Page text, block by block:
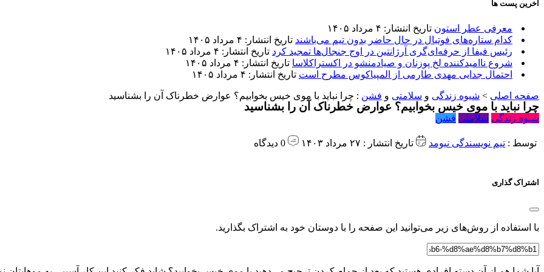
آخرین پست ها
معرفی عطر استون تاریخ انتشار: ۴ مرداد ۱۴۰۵
کدام ستاره‌های فوتبال در حال حاضر بدون تیم می‌باشند تاریخ انتشار: ۴ مرداد ۱۴۰۵
رئیس فیفا از حرفه‌ای‌گری آرژانتین در اوج جنجال‌ها تمجید کرد تاریخ انتشار: ۴ مرداد ۱۴۰۵
شروع ناامیدکننده لخ پوزنان و صیادمنشو در اکستراکلاسا تاریخ انتشار: ۴ مرداد ۱۴۰۵
احتمال جدایی مهدی طارمی از المپیاکوس مطرح است تاریخ انتشار: ۴ مرداد ۱۴۰۵
صفحه اصلی > شیوه زندگی و سلامتی و فشن : چرا نباید با موی خیس بخوابیم؟ عوارض خطرناک آن را بشناسید
چرا نباید با موی خیس بخوابیم؟ عوارض خطرناک آن را بشناسید
شیوه زندگی سلامتی فشن
توسط : تیم نویسندگی نیومد تاریخ انتشار : ۲۷ مرداد ۱۴۰۳
اشتراک گذاری
با استفاده از روش‌های زیر می‌توانید این صفحه را با دوستان خود به اشتراک بگذارید.